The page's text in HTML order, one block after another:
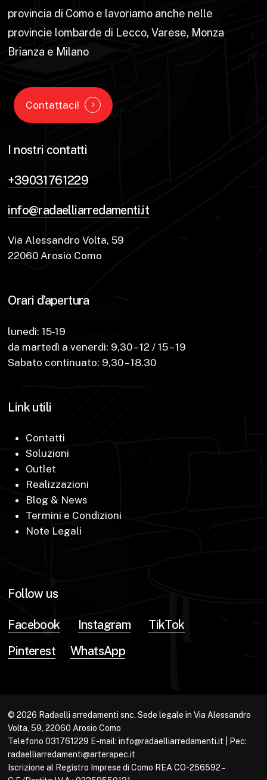
provincia di Como e lavoriamo anche nelle
provincie lombarde di Lecco, Varese, Monza
Brianza e Milano
Contattaci!
I nostri contatti
+39031761229
info@radaelliarredamenti.it
Via Alessandro Volta, 59
22060 Arosio Como
Orari d’apertura
lunedì: 15-19
da martedì a venerdì: 9,30 – 12 / 15 – 19
Sabato continuato: 9,30 – 18.30
Link utili
Contatti
Soluzioni
Outlet
Realizzazioni
Blog & News
Termini e Condizioni
Note Legali
Follow us
Facebook Instagram
TikTok
Pinterest
WhatsApp
© 2026 Radaelli arredamenti snc. Sede legale in Via Alessandro
Volta, 59, 22060 Arosio Como
Telefono 031761229 E-mail: info@radaelliarredamenti.it | Pec:
radaelliarredamenti@arterapec.it
Iscrizione al Registro Imprese di Como REA CO-256592 –